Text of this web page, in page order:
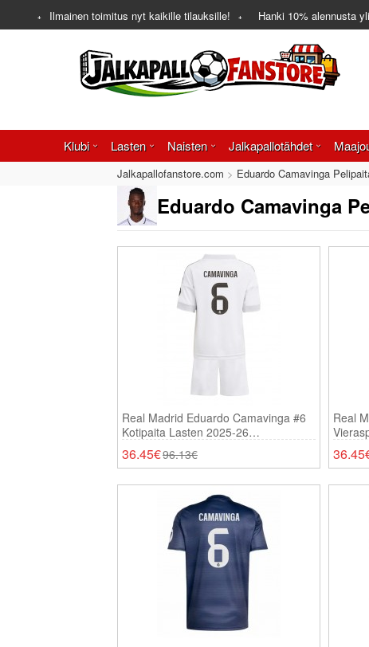
Ilmainen toimitus nyt kaikille tilauksille! Hanki 10% alennusta yli
Klubi Lasten Naisten Jalkapallotähdet
Jalkapallofanstore.com Eduardo Camavinga
Eduardo Camavinga
Real Madrid Eduardo Camavinga #6
Kotipaita Lasten 2025-26
Lyhythihainen (+ Shortsit)
36.45€96.13€
Real